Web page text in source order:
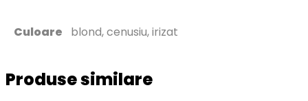
Culoare blond, cenusiu, irizat
Produse similare